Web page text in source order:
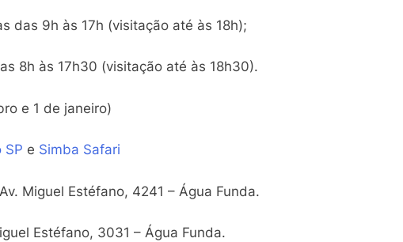
das 9h às 17h (visitação até às 18h);
8h às 17h30 (visitação até às 18h30).
e 1 de janeiro)
SP e Simba Safari
Miguel Estéfano, 4241 – Água Funda.
Estéfano, 3031 – Água Funda.